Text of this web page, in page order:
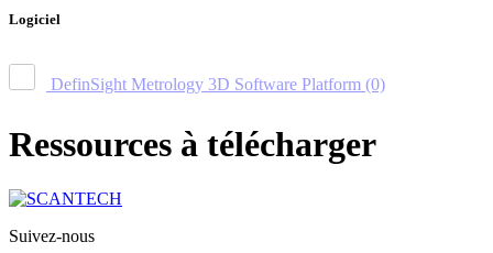
Logiciel
DefinSight Metrology 3D Software Platform (0)
Ressources à télécharger
Suivez-nous